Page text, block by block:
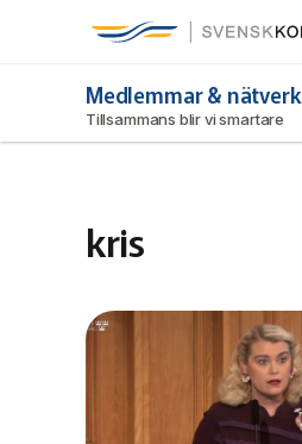
Hoppa
Medlemmar & nätverk
Tillsammans blir vi smartare
kris